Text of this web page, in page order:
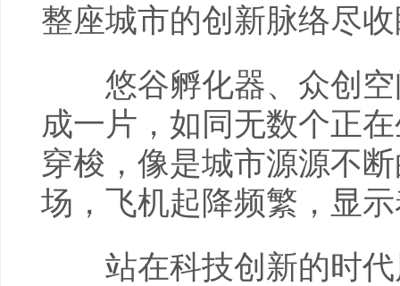
整座城市的创新脉络尽
悠谷孵化器、众创空
成一片，如同无数个正
穿梭，像是城市源源不
场，飞机起降频繁，显
站在科技创新的时代